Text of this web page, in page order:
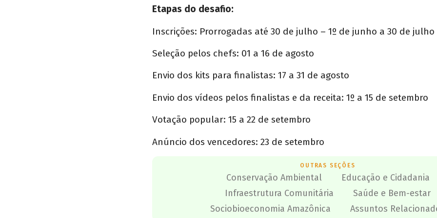
Etapas do desafio:
Inscrições: Prorrogadas até 30 de julho – 1º de junho a 30 de julho
Seleção pelos chefs: 01 a 16 de agosto
Envio dos kits para finalistas: 17 a 31 de agosto
Envio dos vídeos pelos finalistas e da receita: 1º a 15 de setembro
Votação popular: 15 a 22 de setembro
Anúncio dos vencedores: 23 de setembro
OUTRAS SEÇÕES
Conservação Ambiental
Educação e Cidadania
Infraestrutura Comunitária
Saúde e Bem-estar
Sociobioeconomia Amazônica
Assuntos